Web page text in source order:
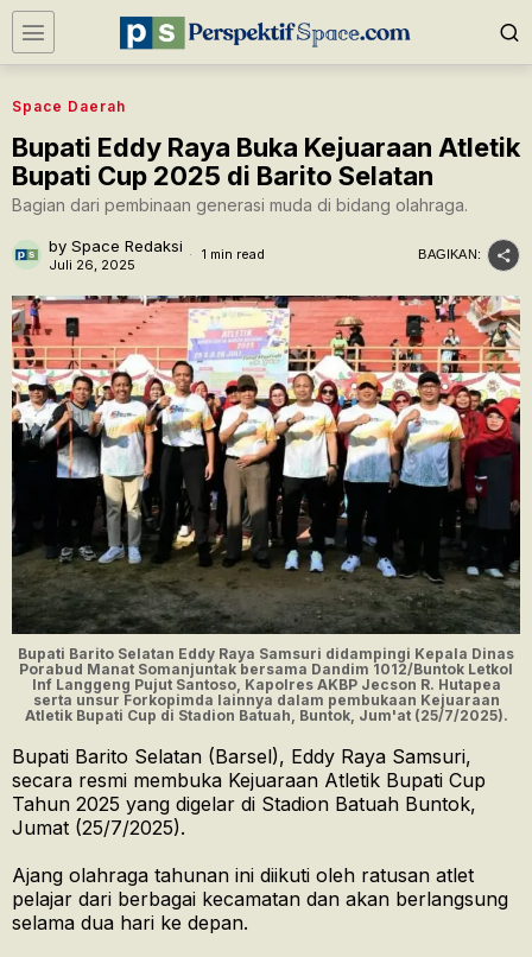
Space Daerah
Bupati Eddy Raya Buka Kejuaraan Atletik
Bupati Cup 2025 di Barito Selatan
Bagian dari pembinaan generasi muda di bidang olahraga.
by Space Redaksi
Juli 26, 2025
1 min read BAGIKAN:
Bupati Barito Selatan Eddy Raya Samsuri didampingi Kepala Dinas
Porabud Manat Somanjuntak bersama Dandim 1012/Buntok Letkol
Inf Langgeng Pujut Santoso, Kapolres AKBP Jecson R. Hutapea
serta unsur Forkopimda lainnya dalam pembukaan Kejuaraan
Atletik Bupati Cup di Stadion Batuah, Buntok, Jum'at (25/7/2025).
Bupati Barito Selatan (Barsel), Eddy Raya Samsuri,
secara resmi membuka Kejuaraan Atletik Bupati Cup
Tahun 2025 yang digelar di Stadion Batuah Buntok,
Jumat (25/7/2025).
Ajang olahraga tahunan ini diikuti oleh ratusan atlet
pelajar dari berbagai kecamatan dan akan berlangsung
selama dua hari ke depan.